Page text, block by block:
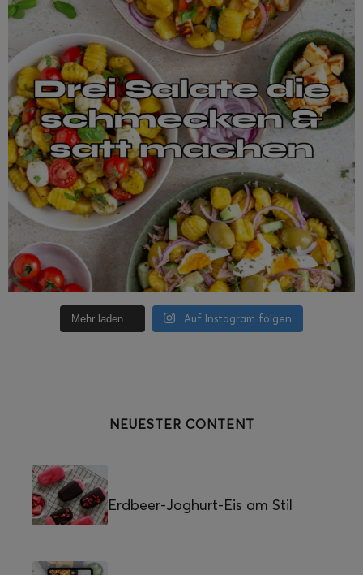
Mehr laden… Auf Instagram folgen
NEUESTER CONTENT
Erdbeer-Joghurt-Eis am Stil